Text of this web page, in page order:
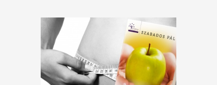
MIÉRT VAN SZÜKSÉGE A
SZERVEZETÜNKNEK
A mangán egy olyan ásványi anyag, amelyre az
emberi szervezetnek igen kis mennyiségben van
szüksége, de...